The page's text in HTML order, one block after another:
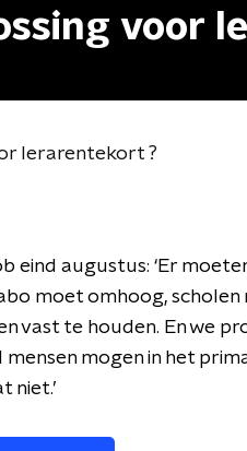
voor
lerarentekort ?
eind augustus: ‘Er
moet omhoog,
vast te houden. En we
mensen mogen in het
niet.’